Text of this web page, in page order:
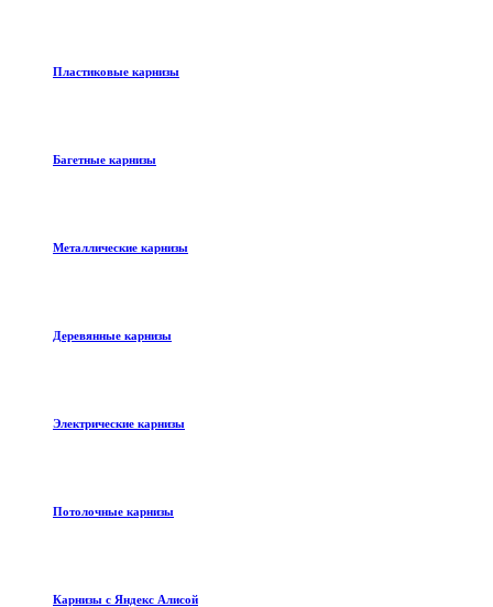
Пластиковые карнизы
Багетные карнизы
Металлические карнизы
Деревянные карнизы
Электрические карнизы
Потолочные карнизы
Карнизы с Яндекс Алисой